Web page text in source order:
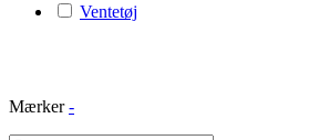
Ventetøj
Mærker -